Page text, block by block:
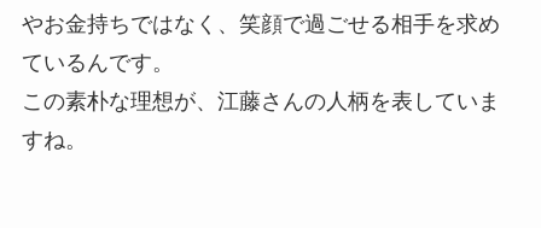
やお金持ちではなく、笑顔で過ごせる相手を求め
ているんです。
この素朴な理想が、江藤さんの人柄を表していま
すね。